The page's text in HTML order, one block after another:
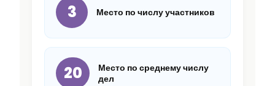
3 Место по числу участников
20
Место по среднему числу
дел